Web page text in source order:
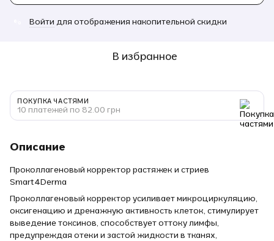
Войти для отображения накопительной скидки
В избранное
ПОКУПКА ЧАСТЯМИ
10 платежей по 82.00 грн
Описание
Проколлагеновый корректор растяжек и стриев
Smart4Derma
Проколлагеновый корректор усиливает микроциркуляцию,
оксигенацию и дренажную активность клеток, стимулирует
выведение токсинов, способствует оттоку лимфы,
предупреждая отеки и застой жидкости в тканях,